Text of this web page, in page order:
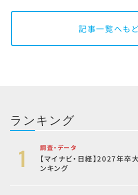
記事一覧へも
ランキング
調査・データ
【マイナビ・日経】2027年
ンキング